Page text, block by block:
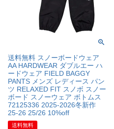
送料無料 スノーボードウェア
AA HARDWEAR ダブルエー ハ
ードウェア FIELD BAGGY
PANTS メンズ レディース パン
ツ RELAXED FIT スノボ スノー
ボード スノーウェア ボトムス
72125336 2025-2026冬新作
25-26 25/26 10%off
送料無料